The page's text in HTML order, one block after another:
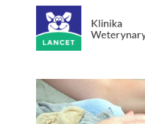
Przejdź